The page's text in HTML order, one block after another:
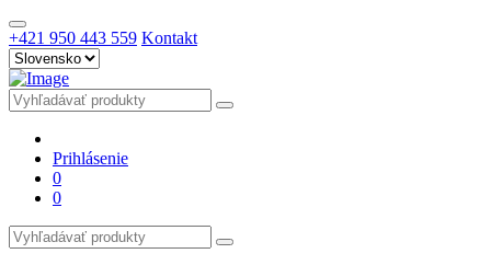
+421 950 443 559 Kontakt
Prihlásenie
0
0